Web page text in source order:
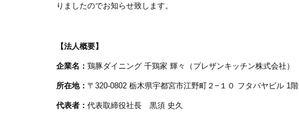
りましたのでお知らせ致します。
【法人概要】
企業名：鶏豚ダイニング 千鶏家 輝々（プレザンキッチン株式会社）
所在地：〒320-0802 栃木県宇都宮市江野町２−１０ フタバヤビル 1階
代表者：代表取締役社長 黒須 史久